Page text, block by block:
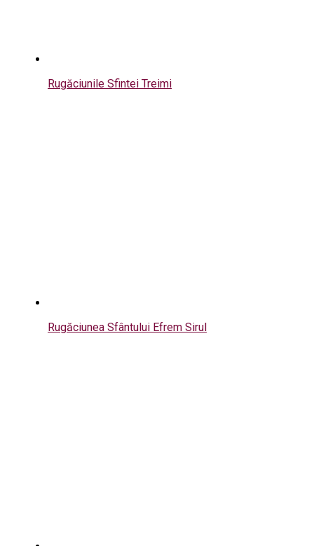
Rugăciunile Sfintei Treimi
Rugăciunea Sfântului Efrem Sirul